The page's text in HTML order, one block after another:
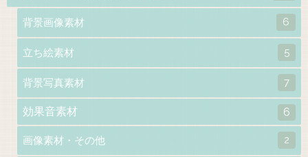
背景画像素材 6
立ち絵素材 5
背景写真素材 7
効果音素材 6
画像素材・その他 2